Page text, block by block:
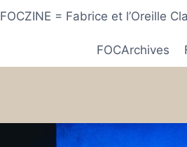
FOCZINE = Fabrice et l’Oreille
FOCArchives